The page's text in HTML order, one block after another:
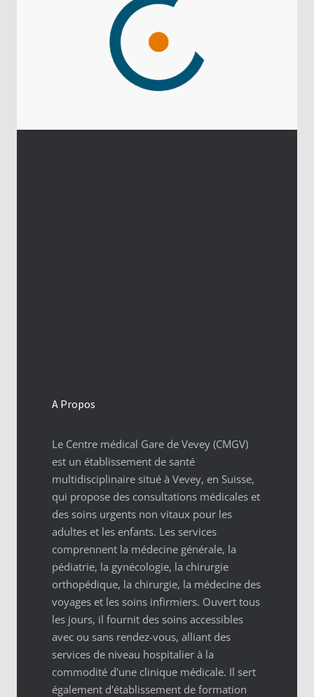
A Propos
Le Centre médical Gare de Vevey (CMGV)
est un établissement de santé
multidisciplinaire situé à Vevey, en Suisse,
qui propose des consultations médicales et
des soins urgents non vitaux pour les
adultes et les enfants. Les services
comprennent la médecine générale, la
pédiatrie, la gynécologie, la chirurgie
orthopédique, la chirurgie, la médecine des
voyages et les soins infirmiers. Ouvert tous
les jours, il fournit des soins accessibles
avec ou sans rendez-vous, alliant des
services de niveau hospitalier à la
commodité d'une clinique médicale. Il sert
également d'établissement de formation